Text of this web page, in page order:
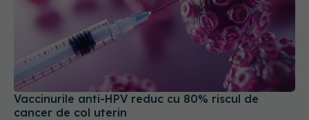
Vaccinurile anti-HPV reduc cu 80% riscul de
cancer de col uterin